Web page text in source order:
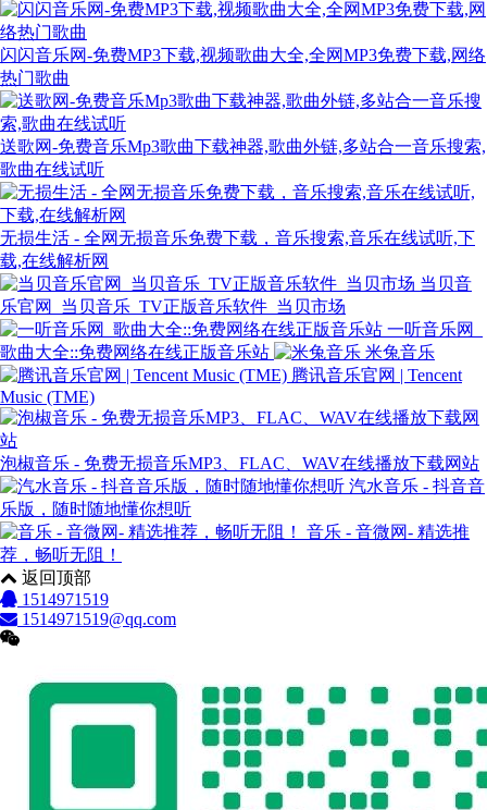
闪闪音乐网-免费MP3下载,视频歌曲大全,全网MP3免费下载,网络
热门歌曲
送歌网-免费音乐Mp3歌曲下载神器,歌曲外链,多站合一音乐搜索,
歌曲在线试听
无损生活 - 全网无损音乐免费下载，音乐搜索,音乐在线试听,下
载,在线解析网
当贝音
乐官网_当贝音乐_TV正版音乐软件_当贝市场
一听音乐网_
歌曲大全::免费网络在线正版音乐站
米兔音乐
腾讯音乐官网 | Tencent
Music (TME)
泡椒音乐 - 免费无损音乐MP3、FLAC、WAV在线播放下载网站
汽水音乐 - 抖音音
乐版，随时随地懂你想听
音乐 - 音微网- 精选推
荐，畅听无阻！
返回顶部
1514971519
1514971519@qq.com